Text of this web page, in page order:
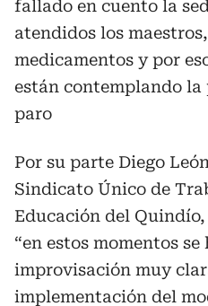
fallado en cuento la
atendidos los
medicamentos y por
están contemplando
paro
Por su parte Diego
Sindicato Único de
Educación del
“en estos momentos se
improvisación muy
implementación del